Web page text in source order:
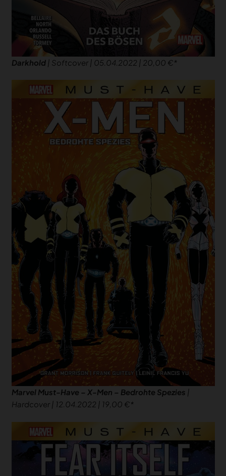
Darkhold| Softcover | 05.04.2022 | 20,00 €
Marvel Must-Have – X-Men – Bedrohte Spezies |
Hardcover | 12.04.2022 | 19,00 €
notifications close